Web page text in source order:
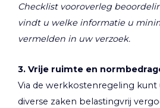
Checklist vooroverleg
vindt u welke informatie u
vermelden in uw verzoek.
3. Vrije ruimte en
Via de werkkostenregeling kunt
diverse zaken belastingvrij